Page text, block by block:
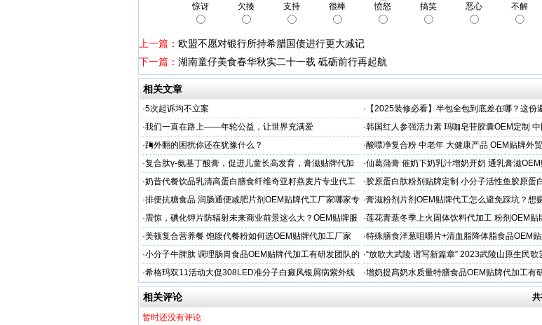
惊讶 欠揍 支持 很棒 愤怒 搞笑 恶心 不解
上一篇： 欧盟不愿对银行所持希腊国债进行更大减记
下一篇： 湖南童仔美食春华秋实二十一载 砥砺前行再起航
相关文章
·5次起诉均不立案 · 【2025装修必看】半包全包到底差在哪？这份
你省下3万冤枉钱！
·我们一直在路上——年轮公益，让世界充满爱 ·韩国红人参强活力素 玛咖皂苷胶囊OEM定制 中
造商
·踇外翻的困扰你还在犹豫什么？ ·酸嘌净复合粉 中老年 大健康产品 OEM贴牌外
·复合肽γ-氨基丁酸膏，促进儿童长高发育，膏滋贴牌代加
工厂家
·仙葛蒲膏 催奶下奶乳汁增奶开奶 通乳膏滋
家
·奶昔代餐饮品乳清高蛋白膳食纤维奇亚籽燕麦片专业代工
厂家
·胶原蛋白肽粉剂贴牌定制 小分子活性鱼胶原蛋
·排便抗糖食品 润肠通便减肥片剂OEM贴牌代工厂家哪家专
业
·膏滋粉剂片剂OEM贴牌代工怎么避免踩坑？想
·震惊，碘化钾片防辐射未来商业前景这么大？OEM贴牌服
务商
·莲花青薏冬季上火固体饮料代加工 粉剂OEM贴
工厂
·美顿复合营养餐 饱腹代餐粉如何选OEM贴牌代加工厂家 ·特殊膳食洋葱咀嚼片+清血脂降体脂食品OEM
务商
·小分子牛脾肽 调理肠胃食品OEM贴牌代加工有研发团队的
厂家
·“放歌大武陵 谱写新篇章” 2023武陵山原生民歌
开启
·希格玛双11活动大促308LED准分子白癜风银屑病紫外线
光疗仪促销
·增奶提髙奶水质量特膳食品OEM贴牌代加工有
家
相关评论
暂时还没有评论